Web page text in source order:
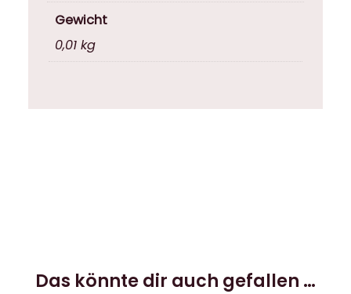
Gewicht
0,01 kg
Das könnte dir auch gefallen …